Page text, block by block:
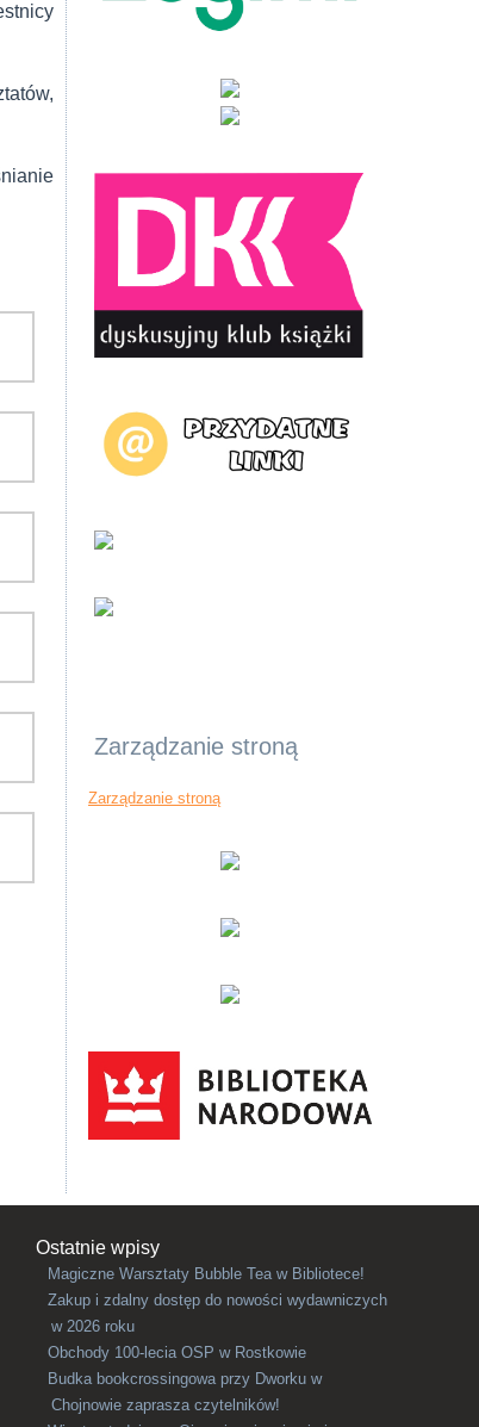
Zarządzanie stroną
Zarządzanie stroną
Ostatnie wpisy
Magiczne Warsztaty Bubble Tea w Bibliotece!
Zakup i zdalny dostęp do nowości wydawniczych
w 2026 roku
Obchody 100-lecia OSP w Rostkowie
Budka bookcrossingowa przy Dworku w
Chojnowie zaprasza czytelników!